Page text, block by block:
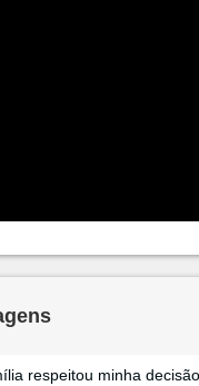
respeitou minha